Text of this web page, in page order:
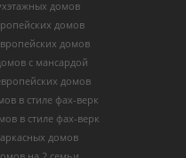
домов
домов
домов
с мансардой
домов
в стиле фах-верк
в стиле фах-верк
домов